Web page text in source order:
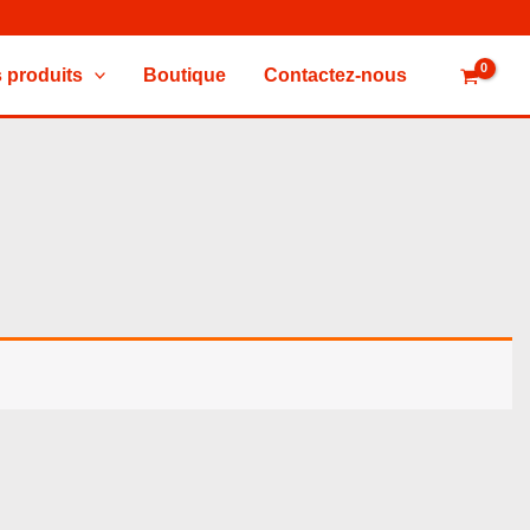
produits Boutique Contactez-nous